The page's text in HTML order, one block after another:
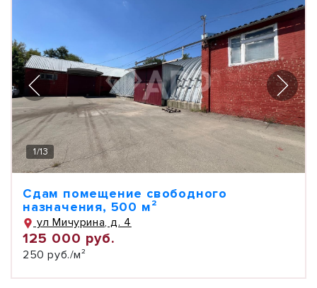
1/13
Сдам помещение свободного
назначения, 500 м²
ул Мичурина, д. 4
125 000 руб.
250 руб./м²